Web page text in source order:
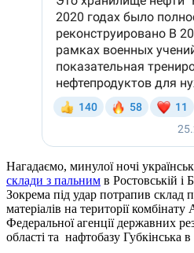
Нагадаємо, минулої ночі
склади з пальним в Ростовській і
Зокрема під удар потрапив склад
матеріалів на території
Федеральної агенції державних
області та нафтобазу Губкінська в